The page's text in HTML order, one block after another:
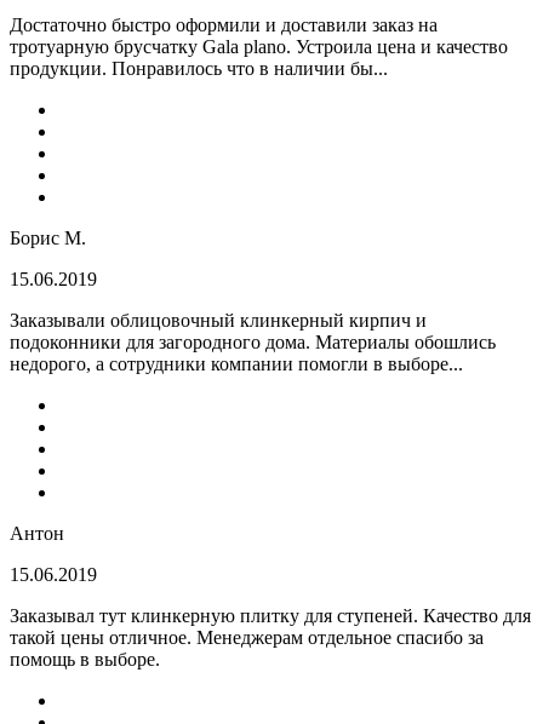
Достаточно быстро оформили и доставили заказ на
тротуарную брусчатку Gala plano. Устроила цена и качество
продукции. Понравилось что в наличии бы...
Борис М.
15.06.2019
Заказывали облицовочный клинкерный кирпич и
подоконники для загородного дома. Материалы обошлись
недорого, а сотрудники компании помогли в выборе...
Антон
15.06.2019
Заказывал тут клинкерную плитку для ступеней. Качество для
такой цены отличное. Менеджерам отдельное спасибо за
помощь в выборе.